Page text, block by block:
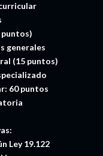
generales
(15 puntos)
60 puntos
Ley 19.122